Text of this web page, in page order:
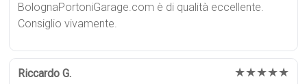
BolognaPortoniGarage.com è di qualità eccellente.
Consiglio vivamente.
Riccardo G. ★★★★★